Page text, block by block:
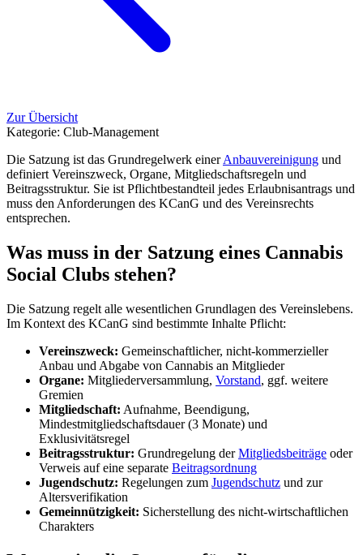
Zur Übersicht
Kategorie: Club-Management
Die Satzung ist das Grundregelwerk einerAnbauvereinigung und
definiert Vereinszweck, Organe, Mitgliedschaftsregeln und
Beitragsstruktur. Sie ist Pflichtbestandteil jedes Erlaubnisantrags und
muss den Anforderungen des KCanG und des Vereinsrechts
entsprechen.
Was muss in der Satzung eines Cannabis
Social Clubs stehen?
Die Satzung regelt alle wesentlichen Grundlagen des Vereinslebens.
Im Kontext des KCanG sind bestimmte Inhalte Pflicht:
Vereinszweck: Gemeinschaftlicher, nicht-kommerzieller
Anbau und Abgabe von Cannabis an Mitglieder
Organe: Mitgliederversammlung, Vorstand, ggf. weitere
Gremien
Mitgliedschaft: Aufnahme, Beendigung,
Mindestmitgliedschaftsdauer (3 Monate) und
Exklusivitätsregel
Beitragsstruktur: Grundregelung derMitgliedsbeiträge oder
Verweis auf eine separate Beitragsordnung
Jugendschutz: Regelungen zum Jugendschutz und zur
Altersverifikation
Gemeinnützigkeit: Sicherstellung des nicht-wirtschaftlichen
Charakters